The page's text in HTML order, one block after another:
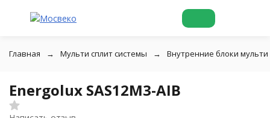
Главная Мульти сплит системы Внутренние блоки мульти
Energolux SAS12M3-AIB